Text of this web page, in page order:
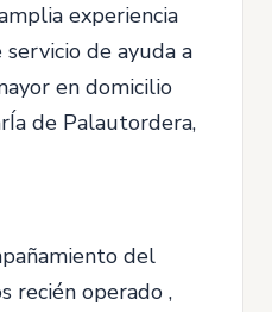
experiencia
de ayuda a
en domicilio
de Palautordera,
del
recién operado ,